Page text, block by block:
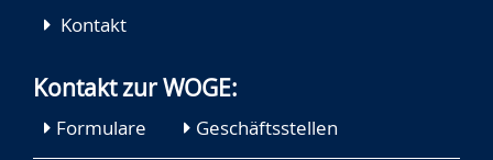
Kontakt
Kontakt zur WOGE:
Formulare Geschäftsstellen